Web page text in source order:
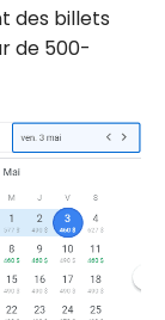
des billets
de 500-